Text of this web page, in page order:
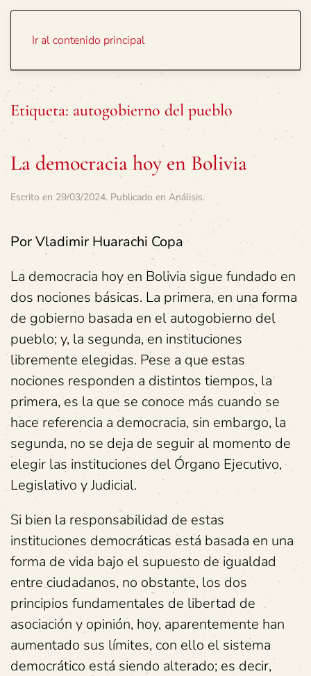
Ir al contenido principal
Etiqueta: autogobierno del pueblo
La democracia hoy en Bolivia
Escrito en 29/03/2024. Publicado en Análisis.
Por Vladimir Huarachi Copa
La democracia hoy en Bolivia sigue fundado en
dos nociones básicas. La primera, en una forma
de gobierno basada en el autogobierno del
pueblo; y, la segunda, en instituciones
libremente elegidas. Pese a que estas
nociones responden a distintos tiempos, la
primera, es la que se conoce más cuando se
hace referencia a democracia, sin embargo, la
segunda, no se deja de seguir al momento de
elegir las instituciones del Órgano Ejecutivo,
Legislativo y Judicial.
Si bien la responsabilidad de estas
instituciones democráticas está basada en una
forma de vida bajo el supuesto de igualdad
entre ciudadanos, no obstante, los dos
principios fundamentales de libertad de
asociación y opinión, hoy, aparentemente han
aumentado sus límites, con ello el sistema
democrático está siendo alterado; es decir,